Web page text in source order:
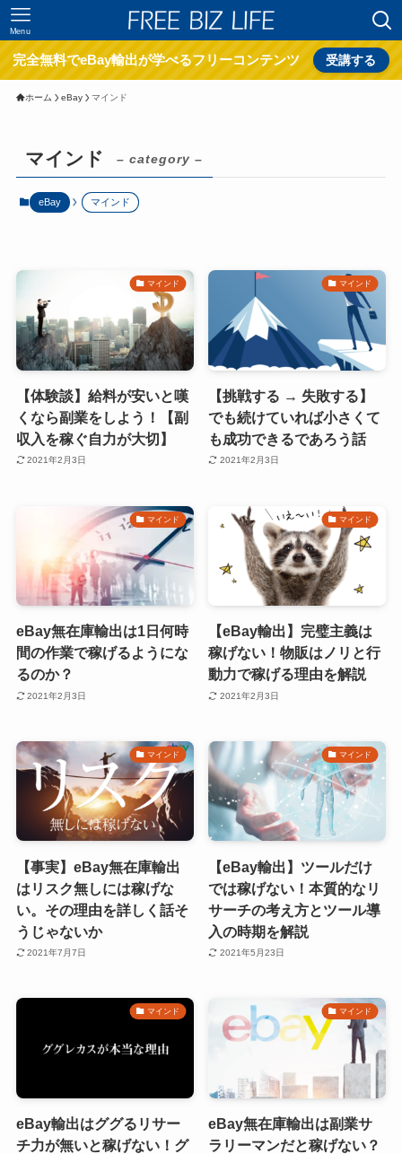
Menu
完全無料でeBay輸出が学べるフリーコンテンツ 受講する
ホーム eBay マインド
マインド – category –
eBay マインド
マインド
【体験談】給料が安いと嘆
くなら副業をしよう！【副
収入を稼ぐ自力が大切】
2021年2月3日
マインド
【挑戦する → 失敗する】
でも続けていれば小さくて
も成功できるであろう話
2021年2月3日
マインド
eBay無在庫輸出は1日何時
間の作業で稼げるようにな
るのか？
2021年2月3日
マインド
【eBay輸出】完璧主義は
稼げない！物販はノリと行
動力で稼げる理由を解説
2021年2月3日
マインド
【事実】eBay無在庫輸出
はリスク無しには稼げな
い。その理由を詳しく話そ
うじゃないか
2021年7月7日
マインド
【eBay輸出】ツールだけ
では稼げない！本質的なリ
サーチの考え方とツール導
入の時期を解説
2021年5月23日
マインド
eBay輸出はググるリサー
チ力が無いと稼げない！グ
マインド
eBay無在庫輸出は副業サ
ラリーマンだと稼げない？